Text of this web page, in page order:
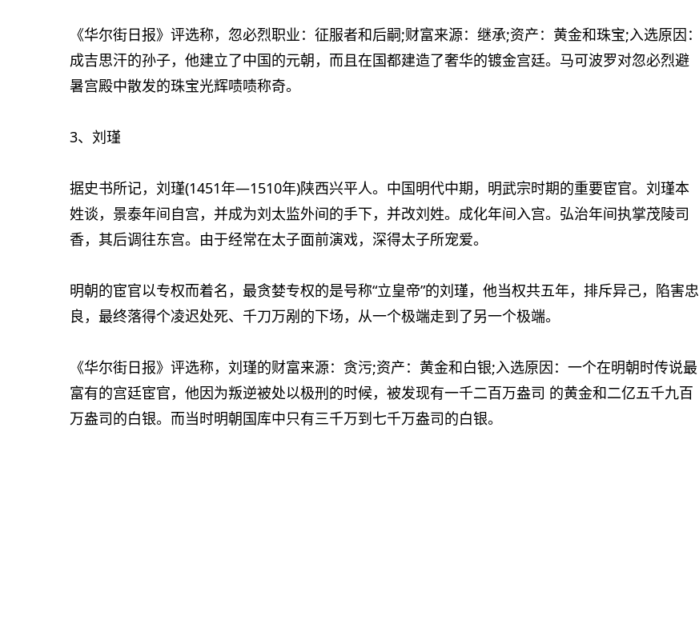
《华尔街日报》评选称，忽必烈职业：征服者和后嗣;财富来源：继承;资产：黄金和珠宝;入选原因：
成吉思汗的孙子，他建立了中国的元朝，而且在国都建造了奢华的镀金宫廷。马可波罗对忽必烈避
暑宫殿中散发的珠宝光辉啧啧称奇。
3、刘瑾
据史书所记，刘瑾(1451年—1510年)陕西兴平人。中国明代中期，明武宗时期的重要宦官。刘瑾本
姓谈，景泰年间自宫，并成为刘太监外间的手下，并改刘姓。成化年间入宫。弘治年间执掌茂陵司
香，其后调往东宫。由于经常在太子面前演戏，深得太子所宠爱。
明朝的宦官以专权而着名，最贪婪专权的是号称“立皇帝”的刘瑾，他当权共五年，排斥异己，陷害忠
良，最终落得个凌迟处死、千刀万剐的下场，从一个极端走到了另一个极端。
《华尔街日报》评选称，刘瑾的财富来源：贪污;资产：黄金和白银;入选原因：一个在明朝时传说最
富有的宫廷宦官，他因为叛逆被处以极刑的时候，被发现有一千二百万盎司 的黄金和二亿五千九百
万盎司的白银。而当时明朝国库中只有三千万到七千万盎司的白银。